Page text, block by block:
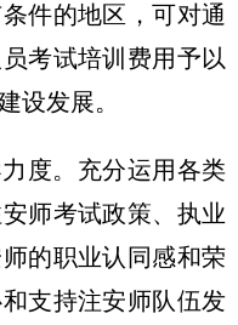
件的地区，可对通
考试培训费用予以
设发展。
度。充分运用各类
师考试政策、执业
的职业认同感和荣
支持注安师队伍发